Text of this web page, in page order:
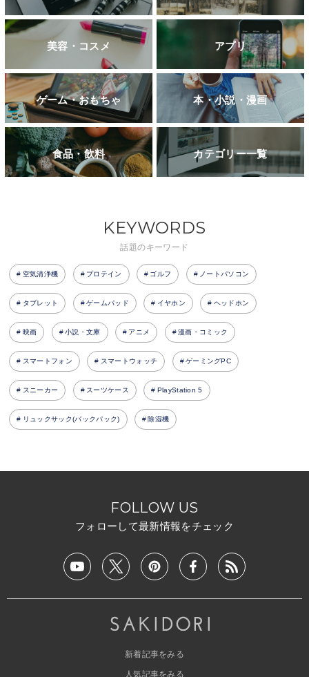
美容・コスメ アプリ
ゲーム・おもちゃ 本・小説・漫画
食品・飲料 カテゴリー一覧
KEYWORDS
話題のキーワード
空気清浄機 プロテイン ゴルフ ノートパソコン
タブレット ゲームパッド イヤホン ヘッドホン
映画 小説・文庫 アニメ 漫画・コミック
スマートフォン スマートウォッチ ゲーミングPC
スニーカー スーツケース PlayStation 5
リュックサック(バックパック) 除湿機
FOLLOW US
フォローして最新情報をチェック
新着記事をみる
人気記事をみる